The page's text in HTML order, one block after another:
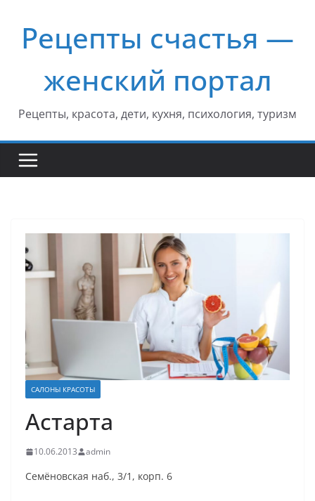
содержимому
Рецепты счастья —
женский портал
Рецепты, красота, дети, кухня, психология, туризм
САЛОНЫ КРАСОТЫ
Астарта
10.06.2013 admin
Семёновская наб., 3/1, корп. 6